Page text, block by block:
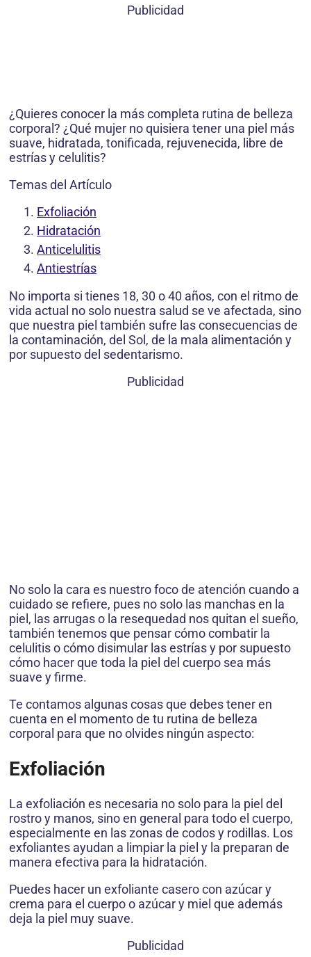
Publicidad
¿Quieres conocer la más completa rutina de belleza
corporal? ¿Qué mujer no quisiera tener una piel más
suave, hidratada, tonificada, rejuvenecida, libre de
estrías y celulitis?
Temas del Artículo
Exfoliación
Hidratación
Anticelulitis
Antiestrías
No importa si tienes 18, 30 o 40 años, con el ritmo de
vida actual no solo nuestra salud se ve afectada, sino
que nuestra piel también sufre las consecuencias de
la contaminación, del Sol, de la mala alimentación y
por supuesto del sedentarismo.
Publicidad
No solo la cara es nuestro foco de atención cuando a
cuidado se refiere, pues no solo las manchas en la
piel, las arrugas o la resequedad nos quitan el sueño,
también tenemos que pensar cómo combatir la
celulitis o cómo disimular las estrías y por supuesto
cómo hacer que toda la piel del cuerpo sea más
suave y firme.
Te contamos algunas cosas que debes tener en
cuenta en el momento de tu rutina de belleza
corporal para que no olvides ningún aspecto:
Exfoliación
La exfoliación es necesaria no solo para la piel del
rostro y manos, sino en general para todo el cuerpo,
especialmente en las zonas de codos y rodillas. Los
exfoliantes ayudan a limpiar la piel y la preparan de
manera efectiva para la hidratación.
Puedes hacer un exfoliante casero con azúcar y
crema para el cuerpo o azúcar y miel que además
deja la piel muy suave.
Publicidad